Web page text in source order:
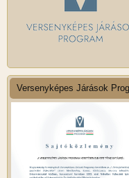
Versenyképes Járások